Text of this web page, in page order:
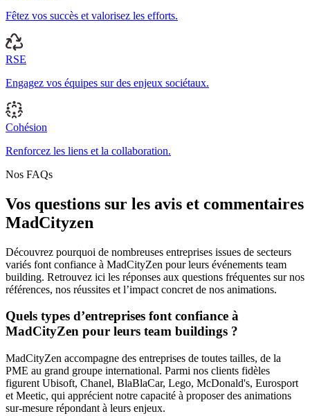
Fêtez vos succès et valorisez les efforts.
RSE
Engagez vos équipes sur des enjeux sociétaux.
Cohésion
Renforcez les liens et la collaboration.
Nos FAQs
Vos questions sur les avis et commentaires
MadCityzen
Découvrez pourquoi de nombreuses entreprises issues de secteurs
variés font confiance à MadCityZen pour leurs événements team
building. Retrouvez ici les réponses aux questions fréquentes sur nos
références, nos réussites et l’impact concret de nos animations.
Quels types d’entreprises font confiance à
MadCityZen pour leurs team buildings ?
MadCityZen accompagne des entreprises de toutes tailles, de la
PME au grand groupe international. Parmi nos clients fidèles
figurent Ubisoft, Chanel, BlaBlaCar, Lego, McDonald's, Eurosport
et Meetic, qui apprécient notre capacité à proposer des animations
sur-mesure répondant à leurs enjeux.